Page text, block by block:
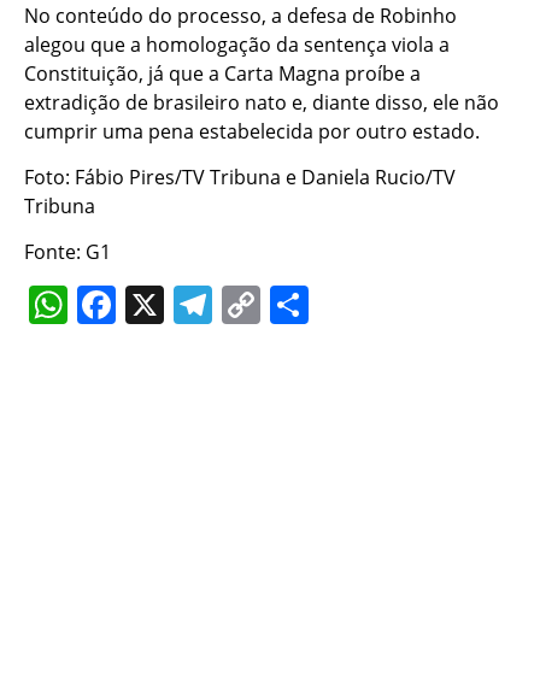
No conteúdo do processo, a defesa de Robinho
alegou que a homologação da sentença viola a
Constituição, já que a Carta Magna proíbe a
extradição de brasileiro nato e, diante disso, ele não
cumprir uma pena estabelecida por outro estado.
Foto: Fábio Pires/TV Tribuna e Daniela Rucio/TV
Tribuna
Fonte: G1
WhatsApp
Facebook
X Telegram
Copy